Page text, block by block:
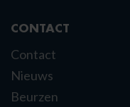
CONTACT
Contact
Nieuws
Beurzen